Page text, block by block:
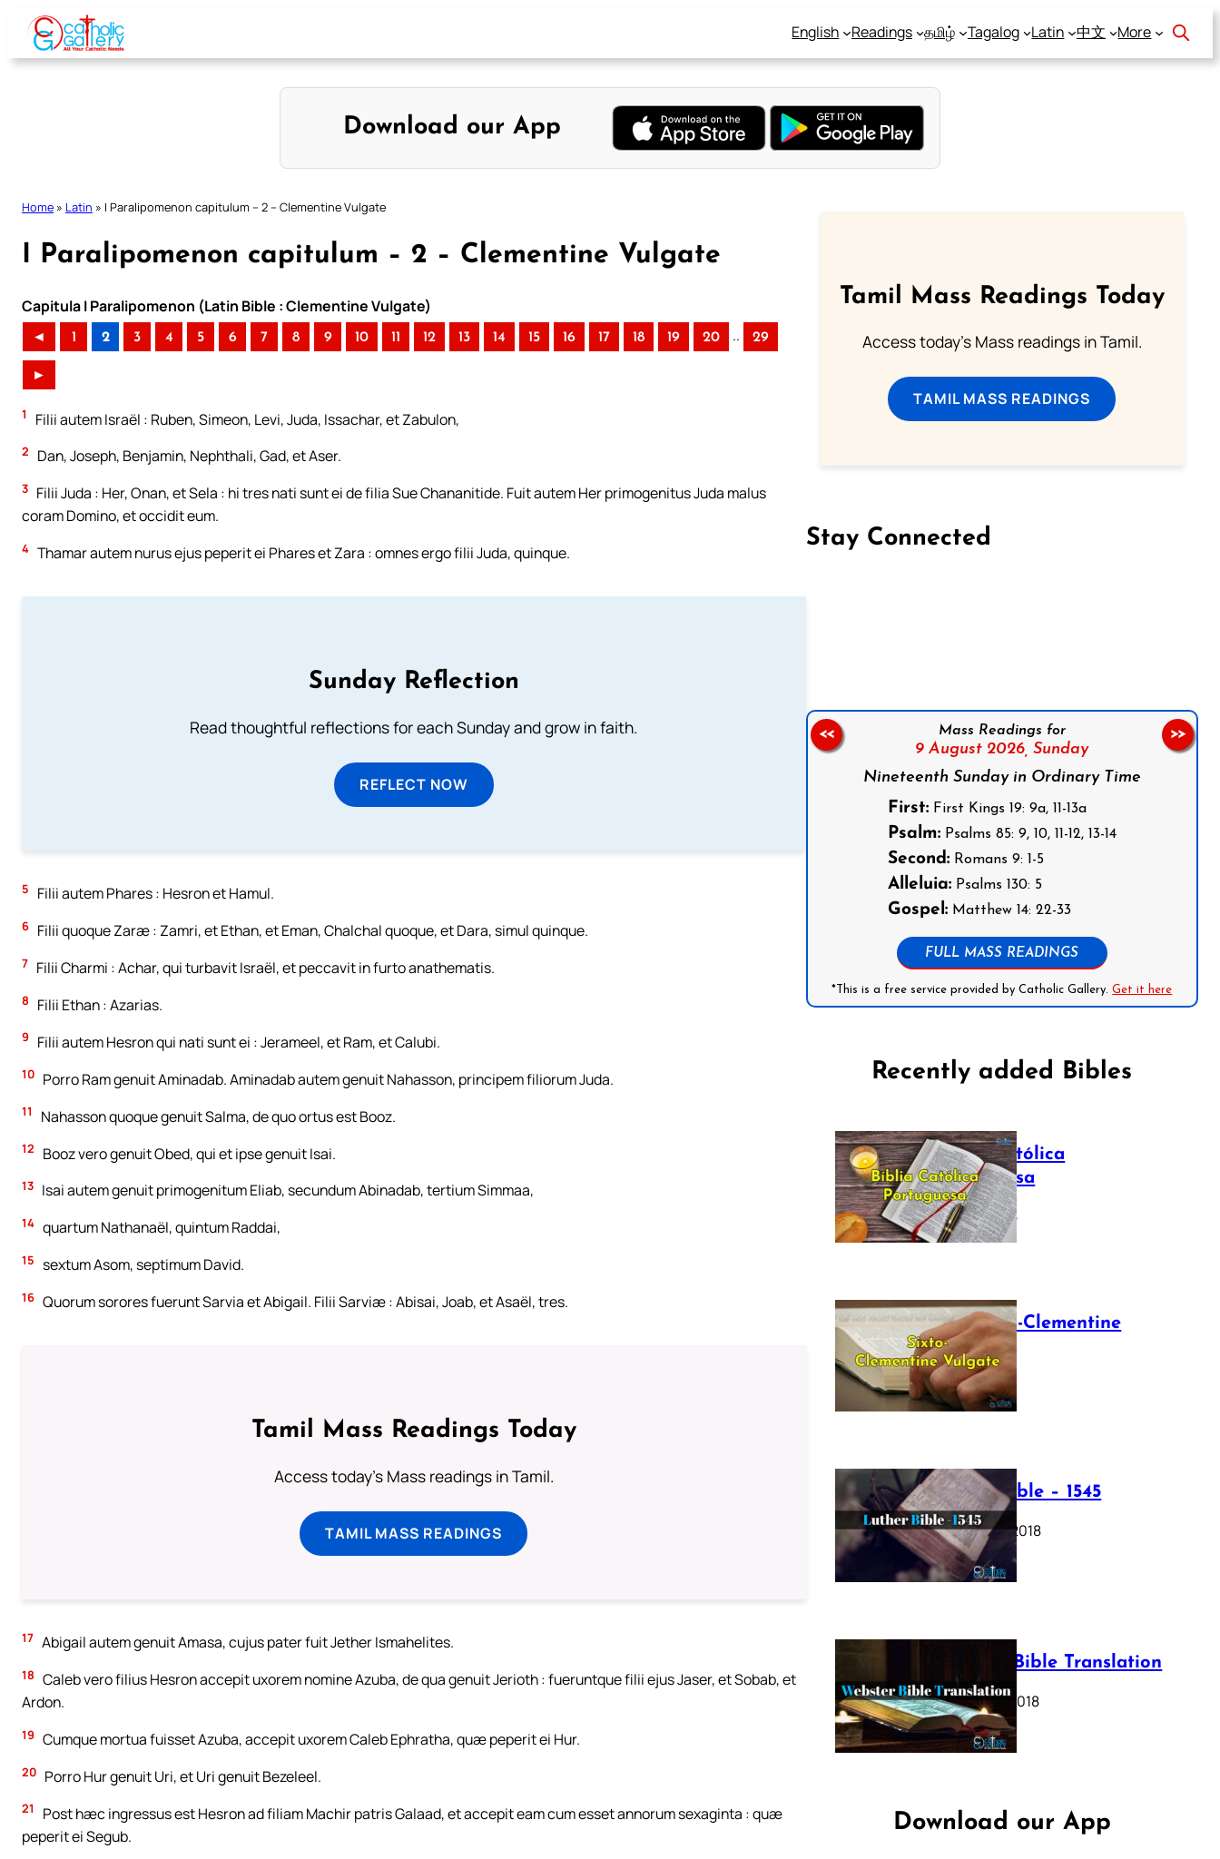
Skip
content
English Readings தமிழ் Tagalog Latin 中文 More
Download our App
Home » Latin » I Paralipomenon capitulum – 2 – Clementine Vulgate
I Paralipomenon capitulum – 2 – Clementine Vulgate
Capitula I Paralipomenon (Latin Bible : Clementine Vulgate)
◄ 1 2 3 4 5 6 7 8 9 10 11 12 13 14 15 16 17 18 19 20 .. 29
►
1 Filii autem Israël : Ruben, Simeon, Levi, Juda, Issachar, et Zabulon,
2 Dan, Joseph, Benjamin, Nephthali, Gad, et Aser.
3 Filii Juda : Her, Onan, et Sela : hi tres nati sunt ei de filia Sue Chananitide. Fuit autem Her primogenitus Juda malus
coram Domino, et occidit eum.
4 Thamar autem nurus ejus peperit ei Phares et Zara : omnes ergo filii Juda, quinque.
Sunday Reflection
Read thoughtful reflections for each Sunday and grow in faith.
REFLECT NOW
5 Filii autem Phares : Hesron et Hamul.
6 Filii quoque Zaræ : Zamri, et Ethan, et Eman, Chalchal quoque, et Dara, simul quinque.
7 Filii Charmi : Achar, qui turbavit Israël, et peccavit in furto anathematis.
8 Filii Ethan : Azarias.
9 Filii autem Hesron qui nati sunt ei : Jerameel, et Ram, et Calubi.
10 Porro Ram genuit Aminadab. Aminadab autem genuit Nahasson, principem filiorum Juda.
11 Nahasson quoque genuit Salma, de quo ortus est Booz.
12 Booz vero genuit Obed, qui et ipse genuit Isai.
13 Isai autem genuit primogenitum Eliab, secundum Abinadab, tertium Simmaa,
14 quartum Nathanaël, quintum Raddai,
15 sextum Asom, septimum David.
16 Quorum sorores fuerunt Sarvia et Abigail. Filii Sarviæ : Abisai, Joab, et Asaël, tres.
Tamil Mass Readings Today
Access today's Mass readings in Tamil.
TAMIL MASS READINGS
17 Abigail autem genuit Amasa, cujus pater fuit Jether Ismahelites.
18 Caleb vero filius Hesron accepit uxorem nomine Azuba, de qua genuit Jerioth : fueruntque filii ejus Jaser, et Sobab, et
Ardon.
19 Cumque mortua fuisset Azuba, accepit uxorem Caleb Ephratha, quæ peperit ei Hur.
20 Porro Hur genuit Uri, et Uri genuit Bezeleel.
21
Post hæc ingressus est Hesron ad filiam Machir patris Galaad, et accepit eam cum esset annorum sexaginta : quæ
peperit ei Segub.
Tamil Mass Readings Today
Access today's Mass readings in Tamil.
TAMIL MASS READINGS
Stay Connected
Mass Readings for
9 August 2026, Sunday
Nineteenth Sunday in Ordinary Time
First:First Kings 19: 9a, 11-13a
Psalm:Psalms 85: 9, 10, 11-12, 13-14
Second:Romans 9: 1-5
Alleluia:Psalms 130: 5
Gospel:Matthew 14: 22-33
FULL MASS READINGS
*This is a free service provided by Catholic Gallery.Get it here
<< >>
Recently added Bibles
Bíblia Católica
Portuguesa
July 16, 2025
The Sixto-Clementine
Vulgate
July 12, 2025
Luther Bible – 1545
October 17, 2018
Webster Bible Translation
October 11, 2018
Download our App